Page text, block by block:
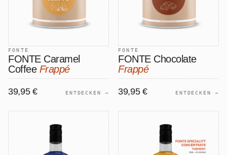
FONTE
FONTE Caramel
Coffee Frappé
39,95 € ENTDECKEN →
FONTE
FONTE Chocolate
Frappé
39,95 € ENTDECKEN →